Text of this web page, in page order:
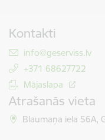
Kontakti
E-pasts:
info@geserviss.lv
+371 68627722
Mājaslapa
Atrašanās vieta
Blaumaņa iela 56A,